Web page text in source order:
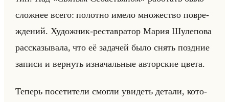
слож­нее всего: по­лот­но имело мно­же­ство по­вре­
жде­ний. Ху­дож­ник-ре­став­ра­тор Мария Шу­ле­по­ва
рас­ска­зы­ва­ла, что её за­да­чей было снять позд­ние
за­пи­си и вер­нуть из­на­чальные ав­тор­ские цвета.
Те­перь по­се­ти­те­ли смог­ли уви­деть де­та­ли, ко­то­